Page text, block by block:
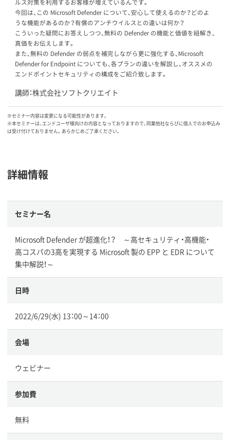
ルス対策を利用するお客様が増えているんです。
今回は、この Microsoft Defender について、安心して使えるのか？どのよ
うな機能があるのか？有償のアンチウイルスとの違いは何か？
こういった疑問にお答えしつつ、無料の Defender の機能と価値を紐解き、
真価をお伝えします。
また、無料の Defender の弱点を補完しながら更に強化する、Microsoft
Defender for Endpoint についても、各プランの違いを解説し、オススメの
エンドポイントセキュリティの構成をご紹介致します。
講師：株式会社ソフトクリエイト
※セミナー内容は変更になる可能性があります。
※本セミナーは、エンドユーザ様向けの内容となっておりますので、同業他社ならびに個人でのお申込み
は受け付けておりません。あらかじめご了承ください。
詳細情報
セミナー名
Microsoft Defender が超進化！？ ～高セキュリティ・高機能・
高コスパの3高を実現する Microsoft 製の EPP と EDR について
集中解説！～
日時
2022/6/29(水) 13：00～14：00
会場
ウェビナー
参加費
無料